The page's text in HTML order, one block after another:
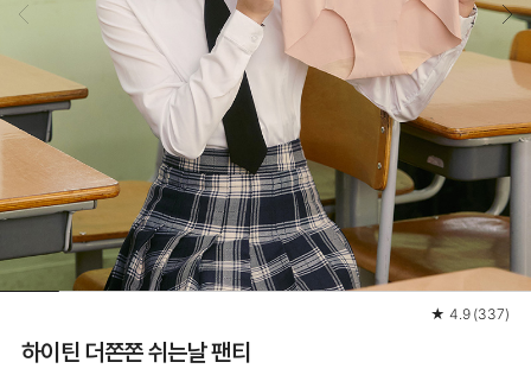
★ 4.9 (337)
하이틴 더쫀쫀 쉬는날 팬티